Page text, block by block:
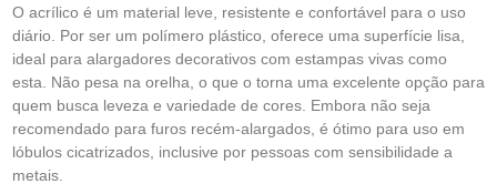
O acrílico é um material leve, resistente e confortável para o uso
diário. Por ser um polímero plástico, oferece uma superfície lisa,
ideal para alargadores decorativos com estampas vivas como
esta. Não pesa na orelha, o que o torna uma excelente opção para
quem busca leveza e variedade de cores. Embora não seja
recomendado para furos recém-alargados, é ótimo para uso em
lóbulos cicatrizados, inclusive por pessoas com sensibilidade a
metais.